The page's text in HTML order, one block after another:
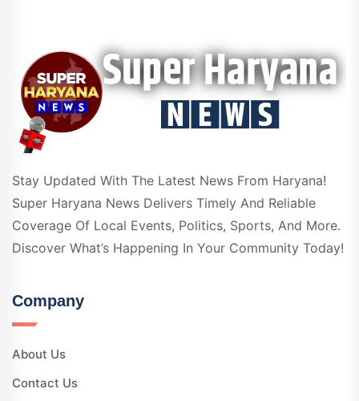
Stay Updated With The Latest News From Haryana!
Super Haryana News Delivers Timely And Reliable
Coverage Of Local Events, Politics, Sports, And More.
Discover What’s Happening In Your Community Today!
Company
About Us
Contact Us